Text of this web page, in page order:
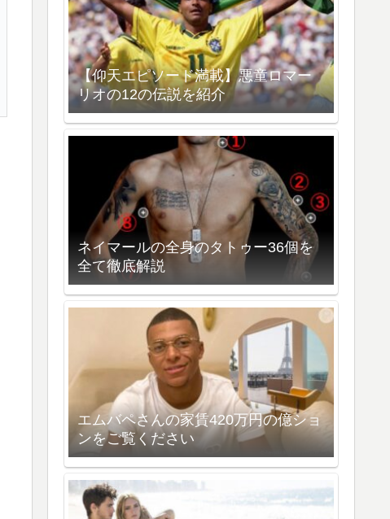
【仰天エピソード満載】悪童ロマー
リオの12の伝説を紹介
ネイマールの全身のタトゥー36個を
全て徹底解説
エムバペさんの家賃420万円の億ショ
ンをご覧ください